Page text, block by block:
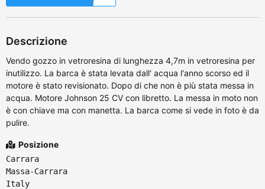
Descrizione
Vendo gozzo in vetroresina di lunghezza 4,7m in vetroresina per
inutilizzo. La barca è stata levata dall' acqua l'anno scorso ed il
motore è stato revisionato. Dopo di che non è più stata messa in
acqua. Motore Johnson 25 CV con libretto. La messa in moto non
è con chiave ma con manetta. La barca come si vede in foto è da
pulire.
Posizione
Carrara
Massa-Carrara
Italy